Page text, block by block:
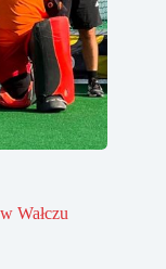
Wałczu